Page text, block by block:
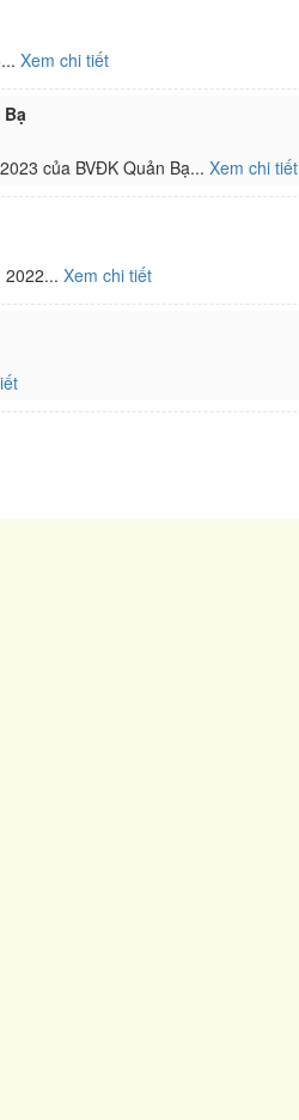
Xem chi tiết
Bạ
của BVĐK Quản Bạ...Xem chi tiết
2022...Xem chi tiết